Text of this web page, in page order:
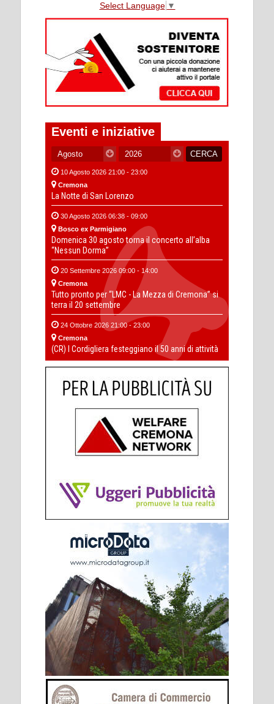
Select Language ▼
Eventi e iniziative
10 Agosto 2026 21:00 - 23:00
Cremona
La Notte di San Lorenzo
30 Agosto 2026 06:38 - 09:00
Bosco ex Parmigiano
Domenica 30 agosto torna il concerto all’alba
“Nessun Dorma”
20 Settembre 2026 09:00 - 14:00
Cremona
Tutto pronto per “LMC - La Mezza di Cremona” si
terra il 20 settembre
24 Ottobre 2026 21:00 - 23:00
Cremona
(CR) I Cordigliera festeggiano il 50 anni di attività